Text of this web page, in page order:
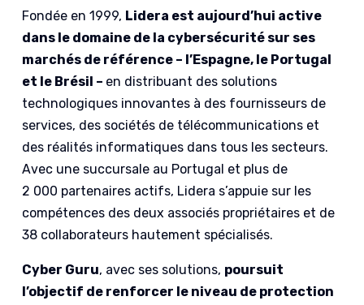
Fondée en 1999, Lidera est aujourd’hui active
dans le domaine de la cybersécurité sur ses
marchés de référence – l’Espagne, le Portugal
et le Brésil – en distribuant des solutions
technologiques innovantes à des fournisseurs de
services, des sociétés de télécommunications et
des réalités informatiques dans tous les secteurs.
Avec une succursale au Portugal et plus de
2 000 partenaires actifs, Lidera s’appuie sur les
compétences des deux associés propriétaires et de
38 collaborateurs hautement spécialisés.
Cyber Guru, avec ses solutions, poursuit
l’objectif de renforcer le niveau de protection